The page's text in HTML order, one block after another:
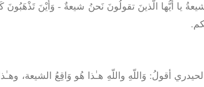
يا أيُّها الَّذينَ تقولُونَ نَحنُ شيعةٌ -وَأَيْنَ تَذْهَبُونَ
أقولُ